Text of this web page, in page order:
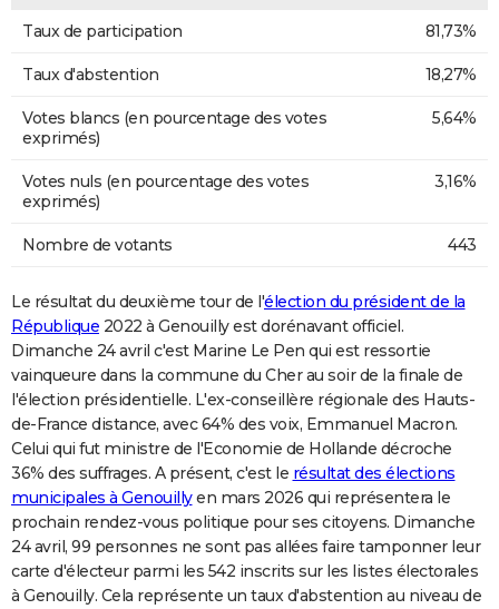
Taux de participation 81,73%
Taux d'abstention 18,27%
Votes blancs (en pourcentage des votes
exprimés)
5,64%
Votes nuls (en pourcentage des votes
exprimés)
3,16%
Nombre de votants 443
Le résultat du deuxième tour de l'élection du président de la
République 2022 à Genouilly est dorénavant officiel.
Dimanche 24 avril c'est Marine Le Pen qui est ressortie
vainqueure dans la commune du Cher au soir de la finale de
l'élection présidentielle. L'ex-conseillère régionale des Hauts-
de-France distance, avec 64% des voix, Emmanuel Macron.
Celui qui fut ministre de l'Economie de Hollande décroche
36% des suffrages. A présent, c'est le résultat des élections
municipales à Genouillyen mars 2026 qui représentera le
prochain rendez-vous politique pour ses citoyens. Dimanche
24 avril, 99 personnes ne sont pas allées faire tamponner leur
carte d'électeur parmi les 542 inscrits sur les listes électorales
à Genouilly. Cela représente un taux d'abstention au niveau de